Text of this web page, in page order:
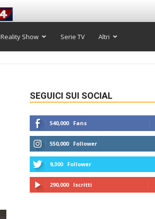
Reality Show Serie TV Altri
SEGUICI SUI SOCIAL
540,000 Fans
550,000 Follower
9,300 Follower
290,000 Iscritti